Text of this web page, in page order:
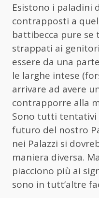
Esistono i paladini
contrapposti a
battibecca pure se
strappati ai
essere da una
le larghe intese
arrivare ad avere
contrapporre alla
Sono tutti tentativi
futuro del nostro
nei Palazzi si
maniera diversa.
piacciono più ai
sono in tutt’altre